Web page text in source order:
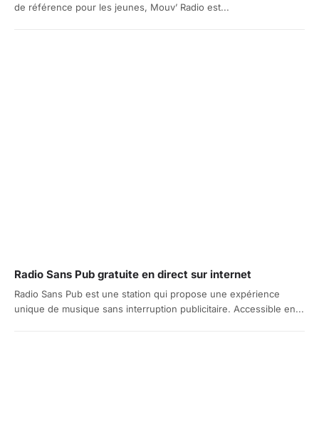
de référence pour les jeunes, Mouv’ Radio est...
Radio Sans Pub gratuite en direct sur internet
Radio Sans Pub est une station qui propose une expérience
unique de musique sans interruption publicitaire. Accessible en...